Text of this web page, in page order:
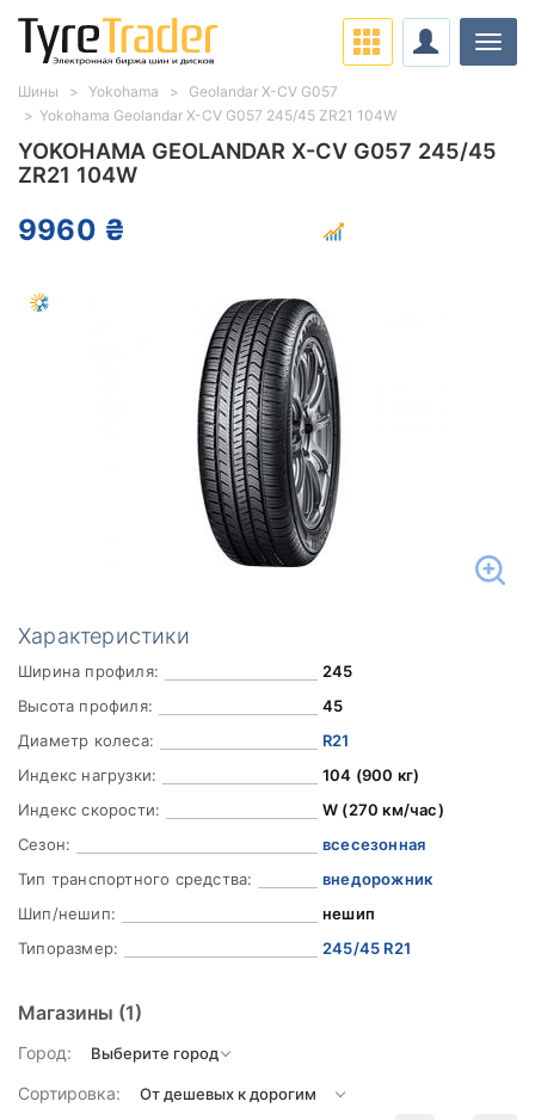
YOKOHAMA GEOLANDAR X-CV G057 245/45
ZR21 104W
9960 ₴
Характеристики
Ширина профиля:
245
Высота профиля:
45
Диаметр колеса:
R21
Индекс нагрузки:
104 (900 кг)
Индекс скорости:
W (270 км/час)
Сезон:
всесезонная
Тип транспортного средства:
внедорожник
Шип/нешип:
нешип
Типоразмер:
245/45 R21
Магазины (1)
Город:
Сортировка:
Шины Yokohama
Geolandar X-CV G057
Yokohama Geolandar X-CV G057 245/45 ZR21 104W